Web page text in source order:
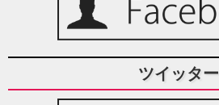
ツイッター